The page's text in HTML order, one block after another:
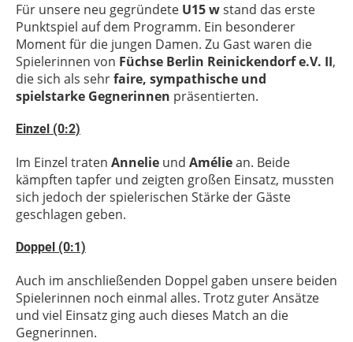
Für unsere neu gegründete U15 wstand das erste
Punktspiel auf dem Programm. Ein besonderer
Moment für die jungen Damen. Zu Gast waren die
Spielerinnen von Füchse Berlin Reinickendorf e.V. II,
die sich als sehrfaire, sympathische und
spielstarke Gegnerinnen präsentierten.
Einzel (0:2)
Im Einzel traten Annelie und Améliean. Beide
kämpften tapfer und zeigten großen Einsatz, mussten
sich jedoch der spielerischen Stärke der Gäste
geschlagen geben.
Doppel (0:1)
Auch im anschließenden Doppel gaben unsere beiden
Spielerinnen noch einmal alles. Trotz guter Ansätze
und viel Einsatz ging auch dieses Match an die
Gegnerinnen.